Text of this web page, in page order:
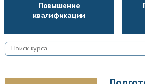
Повышение
квалификации